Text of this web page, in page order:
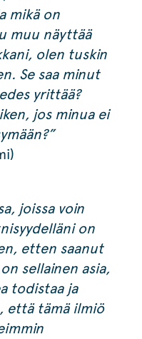
mikä on
muu näyttää
olen tuskin
Se saa minut
yrittää?
jos minua ei
joissa voin
on
etten saanut
sellainen asia,
todistaa ja
että tämä ilmiö